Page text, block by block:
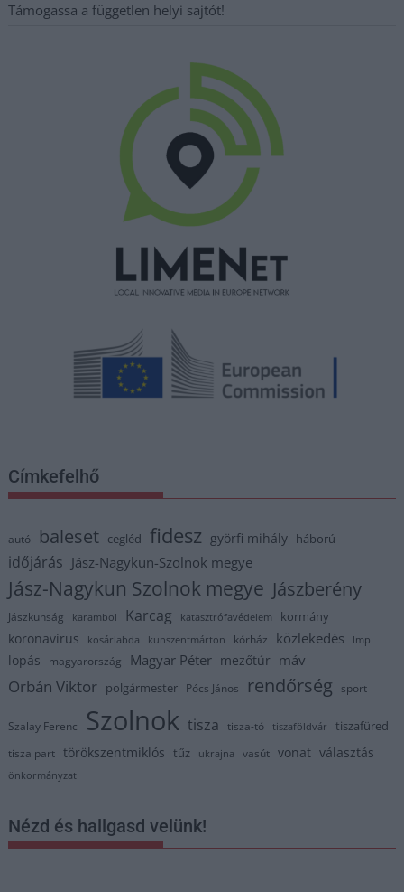
Támogassa a független helyi sajtót!
Címkefelhő
autó baleset cegléd fidesz györfi mihály háború
időjárás Jász-Nagykun-Szolnok megye
Jász-Nagykun Szolnok megye Jászberény
Jászkunság karambol Karcag katasztrófavédelem kormány
koronavírus kosárlabda kunszentmárton kórház közlekedés lmp
lopás magyarország Magyar Péter mezőtúr máv
Orbán Viktor polgármester Pócs János rendőrség sport
Szalay Ferenc Szolnok tisza tisza-tó tiszaföldvár tiszafüred
tisza part törökszentmiklós tűz ukrajna vasút vonat választás
önkormányzat
Nézd és hallgasd velünk!